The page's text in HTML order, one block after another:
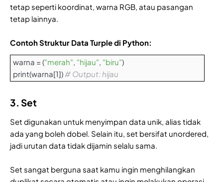
tetap seperti koordinat, warna RGB, atau pasangan
tetap lainnya.
Contoh Struktur Data Turple di Python:
warna = ("merah" "hijau" "biru")
print(warna[1])# Output: hijau
3. Set
Set digunakan untuk menyimpan data unik, alias tidak
ada yang boleh dobel. Selain itu, set bersifat unordered,
jadi urutan data tidak dijamin selalu sama.
Set sangat berguna saat kamu ingin menghilangkan